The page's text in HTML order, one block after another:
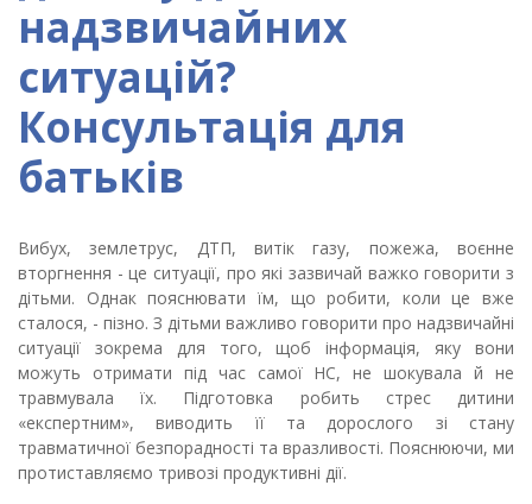
надзвичайних
ситуацій?
Консультація для
батьків
Вибух, землетрус, ДТП, витік газу, пожежа, воєнне
вторгнення - це ситуації, про які зазвичай важко говорити з
дітьми. Однак пояснювати їм, що робити, коли це вже
сталося, - пізно. З дітьми важливо говорити про надзвичайні
ситуації зокрема для того, щоб інформація, яку вони
можуть отримати під час самої НС, не шокувала й не
травмувала їх. Підготовка робить стрес дитини
«експертним», виводить її та дорослого зі стану
травматичної безпорадності та вразливості. Пояснюючи, ми
протиставляємо тривозі продуктивні дії.